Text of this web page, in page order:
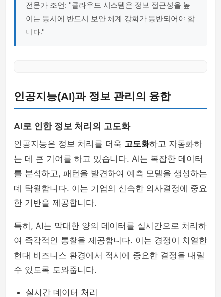
전문가 조언: "클라우드 시스템은 정보 접근성을 높
이는 동시에 반드시 보안 체계 강화가 동반되어야 합
니다."
인공지능(AI)과 정보 관리의 융합
AI로 인한 정보 처리의 고도화
인공지능은 정보 처리를 더욱 고도화하고 자동화하
는 데 큰 기여를 하고 있습니다. AI는 복잡한 데이터
를 분석하고, 패턴을 발견하여 예측 모델을 생성하는
데 탁월합니다. 이는 기업의 신속한 의사결정에 중요
한 기반을 제공합니다.
특히, AI는 막대한 양의 데이터를 실시간으로 처리하
여 즉각적인 통찰을 제공합니다. 이는 경쟁이 치열한
현대 비즈니스 환경에서 적시에 중요한 결정을 내릴
수 있도록 도와줍니다.
실시간 데이터 처리